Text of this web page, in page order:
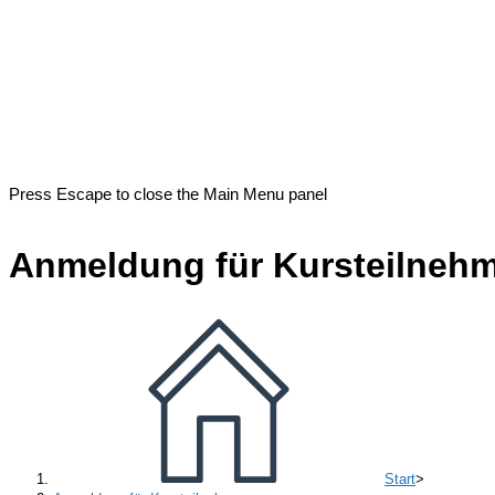
Press Escape to close the Main Menu panel
Anmeldung für
Start>